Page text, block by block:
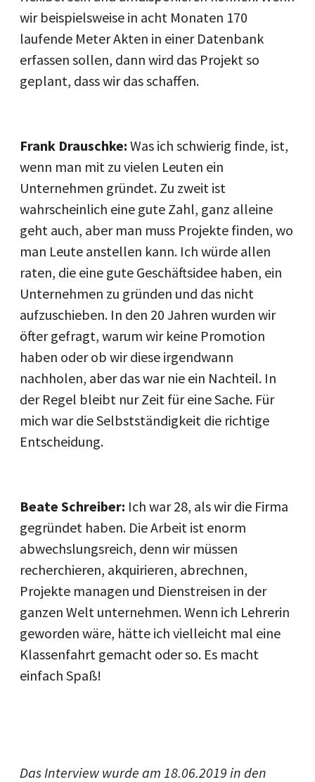
wir beispielsweise in acht Monaten 170
laufende Meter Akten in einer Datenbank
erfassen sollen, dann wird das Projekt so
geplant, dass wir das schaffen.
Frank Drauschke: Was ich schwierig finde, ist,
wenn man mit zu vielen Leuten ein
Unternehmen gründet. Zu zweit ist
wahrscheinlich eine gute Zahl, ganz alleine
geht auch, aber man muss Projekte finden, wo
man Leute anstellen kann. Ich würde allen
raten, die eine gute Geschäftsidee haben, ein
Unternehmen zu gründen und das nicht
aufzuschieben. In den 20 Jahren wurden wir
öfter gefragt, warum wir keine Promotion
haben oder ob wir diese irgendwann
nachholen, aber das war nie ein Nachteil. In
der Regel bleibt nur Zeit für eine Sache. Für
mich war die Selbstständigkeit die richtige
Entscheidung.
Beate Schreiber: Ich war 28, als wir die Firma
gegründet haben. Die Arbeit ist enorm
abwechslungsreich, denn wir müssen
recherchieren, akquirieren, abrechnen,
Projekte managen und Dienstreisen in der
ganzen Welt unternehmen. Wenn ich Lehrerin
geworden wäre, hätte ich vielleicht mal eine
Klassenfahrt gemacht oder so. Es macht
einfach Spaß!
Das Interview wurde am 18.06.2019 in den